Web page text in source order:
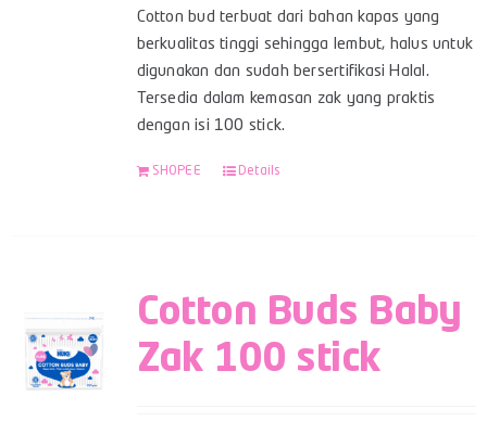
Cotton bud terbuat dari bahan kapas yang
berkualitas tinggi sehingga lembut, halus untuk
digunakan dan sudah bersertifikasi Halal.
Tersedia dalam kemasan zak yang praktis
dengan isi 100 stick.
SHOPEE Details
Cotton Buds Baby
Zak 100 stick